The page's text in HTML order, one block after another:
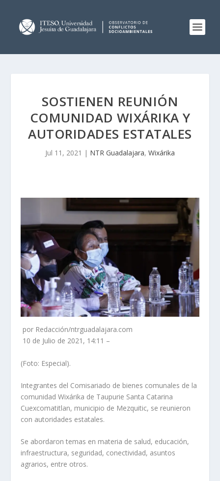
SOSTIENEN REUNIÓN
COMUNIDAD WIXÁRIKA Y
AUTORIDADES ESTATALES
Jul 11, 2021 | NTR Guadalajara, Wixárika
por Redacción/ntrguadalajara.com
10 de Julio de 2021, 14:11 –
(Foto: Especial).
Integrantes del Comisariado de bienes comunales de la
comunidad Wixárika de Taupurie Santa Catarina
Cuexcomatitlan, municipio de Mezquitic, se reunieron
con autoridades estatales.
Se abordaron temas en materia de salud, educación,
infraestructura, seguridad, conectividad, asuntos
agrarios, entre otros.